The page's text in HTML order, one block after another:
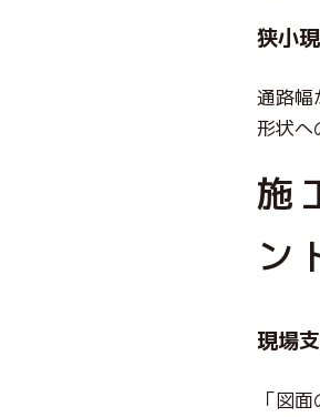
狭小
通路幅
形状へ
施
ン
現場
「図